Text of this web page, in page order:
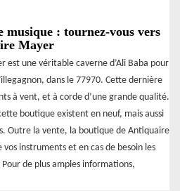
musique : tournez-vous vers
Mayer
est une véritable caverne d’Ali Baba pour
dans le 77970. Cette dernière
à vent, et à corde d’une grande qualité.
boutique existent en neuf, mais aussi
Outre la vente, la boutique de Antiquaire
instruments et en cas de besoin les
de plus amples informations,